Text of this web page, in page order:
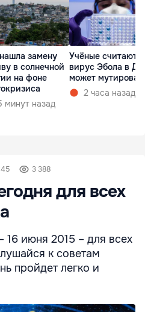
замену
в солнечной
на фоне
минут назад
Учёные считают,
вирус Эбола в
может
2 часа назад
3 388
для всех
16 июня 2015 – для всех
к советам
пройдет легко и